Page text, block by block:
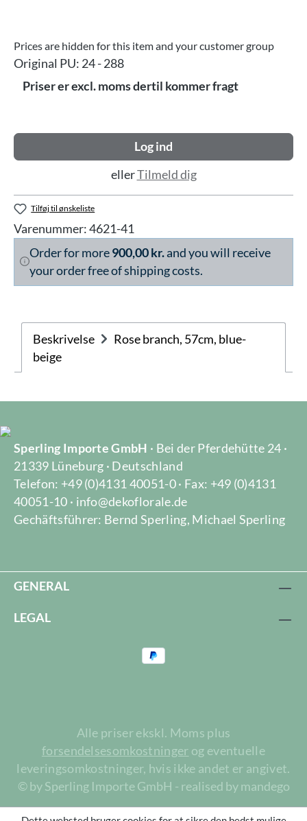
Prices are hidden for this item and your customer group
Original PU: 24 - 288
Priser er excl. moms dertil kommer fragt
Log ind
ellerTilmeld dig
Tilføj til ønskeliste
Varenummer:4621-41
Order for more900,00 kr.and you will receive
your order free of shipping costs.
Beskrivelse
Rose branch, 57cm, blue-
beige
Sperling Importe GmbH · Bei der Pferdehütte 24 ·
21339 Lüneburg · Deutschland
Telefon: +49 (0)4131 40051-0 · Fax: +49 (0)4131
40051-10 · info@dekoflorale.de
Gechäftsführer: Bernd Sperling, Michael Sperling
GENERAL
LEGAL
Alle priser ekskl. Moms plus
forsendelsesomkostninger og eventuelle
leveringsomkostninger, hvis ikke andet er angivet.
© by Sperling Importe GmbH - realised by mandego